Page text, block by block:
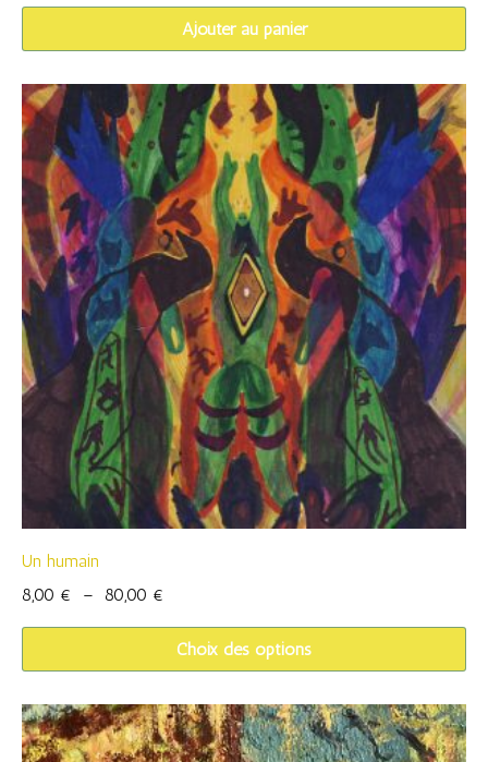
Ajouter au panier
Un humain
8,00 € – 80,00 €
de
prix :
à
80,00 €
Choix des options
Ce
produit
a
plusieurs
variations.
Les
options
peuvent
être
choisies
sur
la